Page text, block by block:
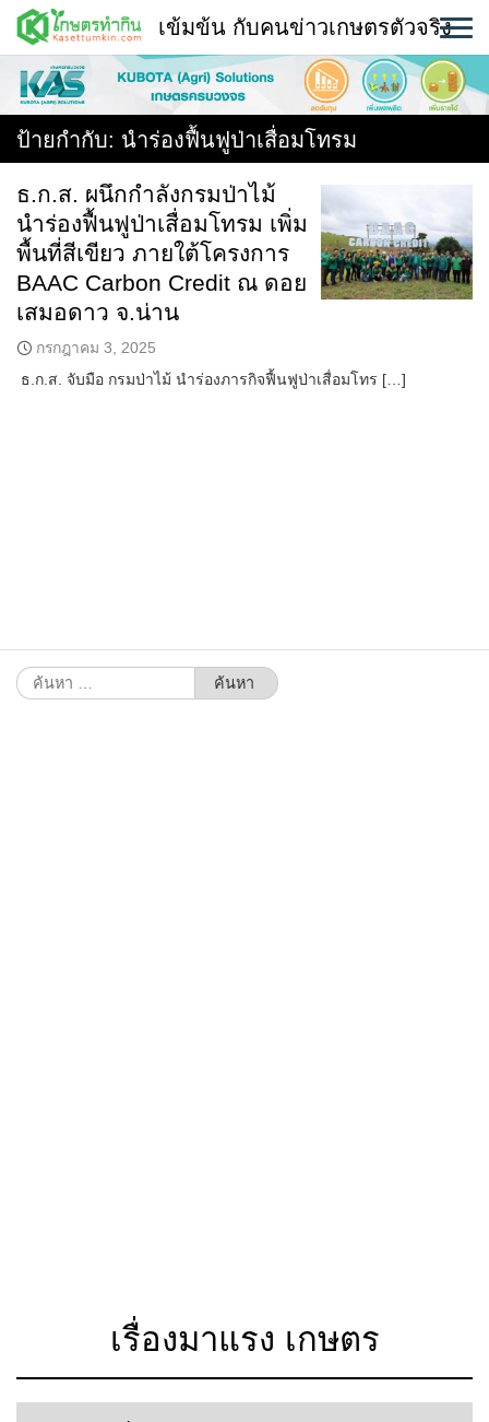
Skip
content
พืช
หน้าแรก
แวดวงเกษตร
ใคร ทำอะไร ที่ไหน
สถานีข่าววันนี้
เข้มข้น กับคนข่าวเกษตรตัวจริง
ป้ายกำกับ: นำร่องฟื้นฟูป่าเสื่อมโทรม
ธ.ก.ส. ผนึกกำลังกรมป่าไม้
นำร่องฟื้นฟูป่าเสื่อมโทรม เพิ่ม
พื้นที่สีเขียว ภายใต้โครงการ
BAAC Carbon Credit ณ ดอย
เสมอดาว จ.น่าน
กรกฎาคม 3, 2025
ธ.ก.ส. จับมือ กรมป่าไม้ นำร่องภารกิจฟื้นฟูป่าเสื่อมโทร […]
ค้นหา
สำหรับ:
เรื่องมาแรง เกษตร